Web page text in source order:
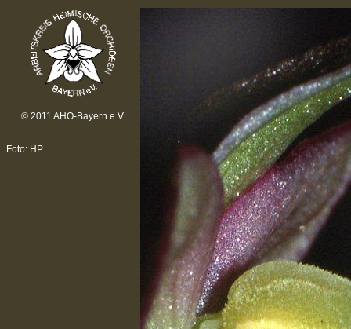
© 2011 AHO-Bayern e.V.
Foto: HP